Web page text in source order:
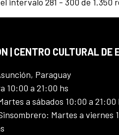
| CENTRO CULTURAL DE
Paraguay
10:00 a 21:00 hs
a sábados 10:00 a 21:00
Martes a viernes